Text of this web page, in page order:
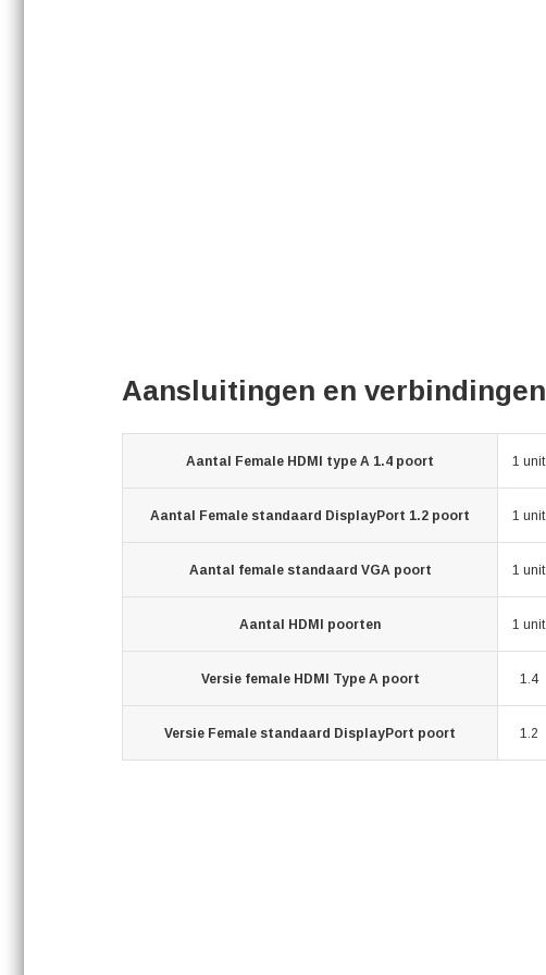
Aansluitingen en verbindingen
Aantal Female HDMI type A 1.4 poort 1 unit
Aantal Female standaard DisplayPort 1.2 poort 1 unit
Aantal female standaard VGA poort 1 unit
Aantal HDMI poorten 1 unit
Versie female HDMI Type A poort 1.4
Versie Female standaard DisplayPort poort 1.2